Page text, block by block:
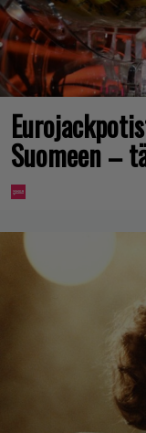
Suomeen –